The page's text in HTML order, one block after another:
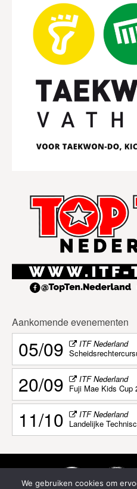
Aankomende evenementen
05/09
ITF Nederland
20/09
ITF Nederland
Fuji Mae Kids Cup
11/10
ITF Nederland
Landelijke
We gebruiken cookies om